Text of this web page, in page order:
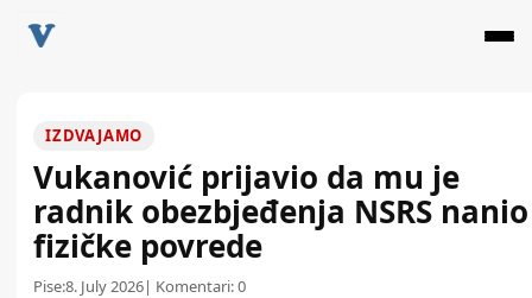
IZDVAJAMO
Vukanović prijavio da mu je
radnik obezbjeđenja NSRS nanio
fizičke povrede
Pise:8. July 2026| Komentari:0